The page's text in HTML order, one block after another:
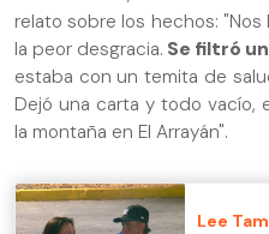
relato sobre los hechos:
la peor desgracia. Se filtró
estaba con un temita de
Dejó una carta y todo vacío,
la montaña en El Arrayán".
Lee